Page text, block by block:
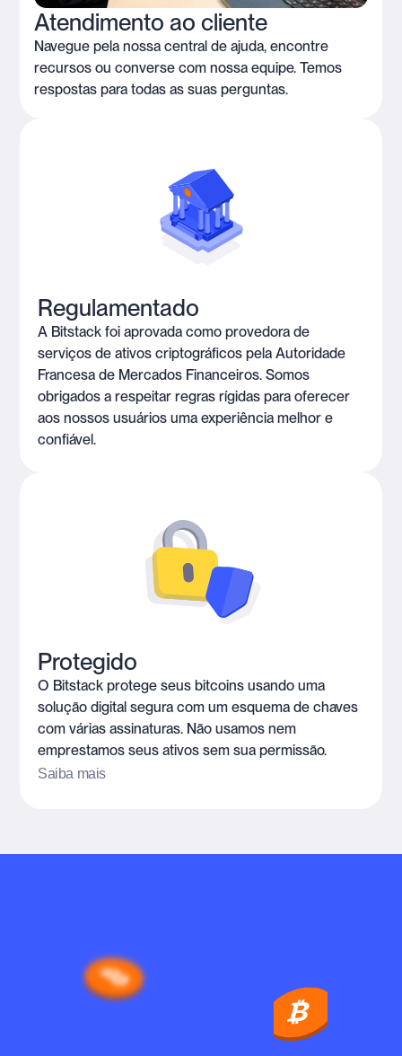
Atendimento ao cliente
Navegue pela nossa central de ajuda, encontre
recursos ou converse com nossa equipe. Temos
respostas para todas as suas perguntas.
Regulamentado
A Bitstack foi aprovada como provedora de
serviços de ativos criptográficos pela Autoridade
Francesa de Mercados Financeiros. Somos
obrigados a respeitar regras rígidas para oferecer
aos nossos usuários uma experiência melhor e
confiável.
Protegido
O Bitstack protege seus bitcoins usando uma
solução digital segura com um esquema de chaves
com várias assinaturas. Não usamos nem
emprestamos seus ativos sem sua permissão.
Saiba mais